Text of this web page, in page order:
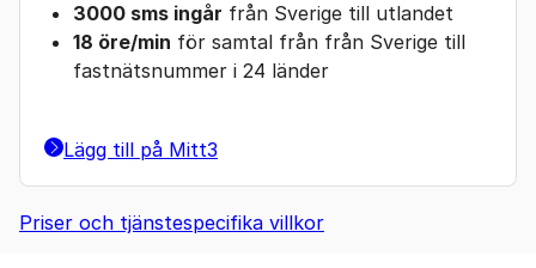
3000 sms ingår från Sverige till utlandet
18 öre/min för samtal från från Sverige till
fastnätsnummer i 24 länder
Lägg till på Mitt3
Priser och tjänstespecifika villkor